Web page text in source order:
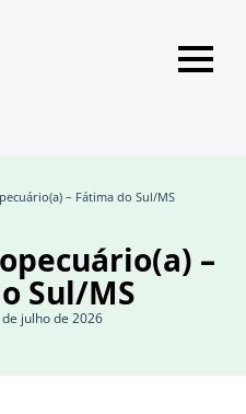
– Fátima do Sul/MS
–
Sul/MS
julho de 2026